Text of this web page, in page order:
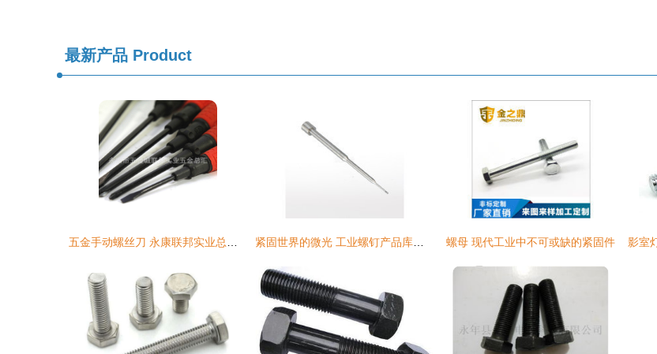
最新产品 Product
螺母 现代工业中不可或缺的紧固件